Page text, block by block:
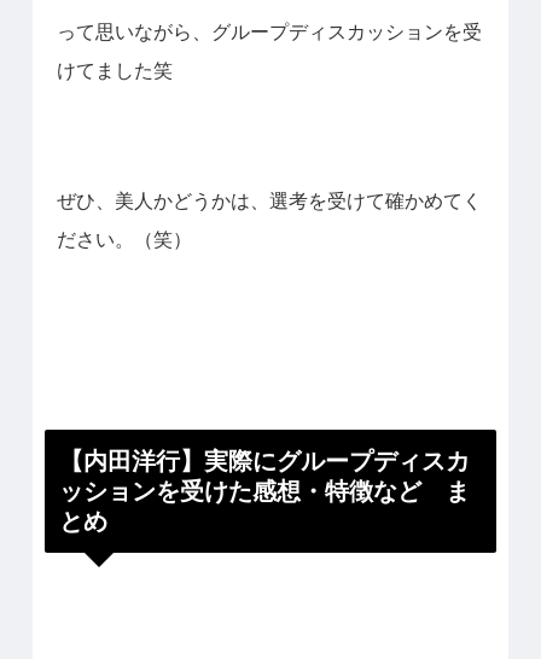
って思いながら、グループディスカッションを受
けてました笑
ぜひ、美人かどうかは、選考を受けて確かめてく
ださい。（笑）
【内田洋行】実際にグループディスカ
ッションを受けた感想・特徴など ま
とめ